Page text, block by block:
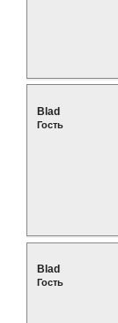
Blad
Гость
Blad
Гость